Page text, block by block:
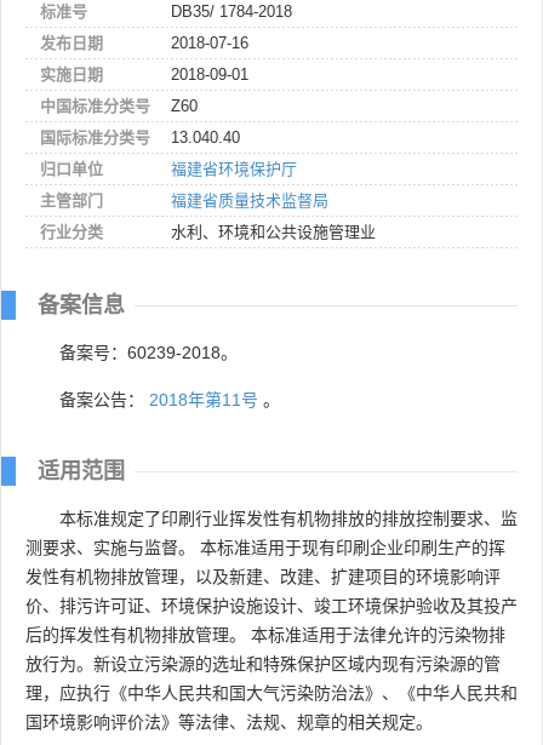
标准号
DB35/ 1784-2018
发布日期
2018-07-16
实施日期
2018-09-01
中国标准分类号
Z60
国际标准分类号
13.040.40
归口单位
福建省环境保护厅
主管部门
福建省质量技术监督局
行业分类
水利、环境和公共设施管理业
备案信息
备案号：60239-2018。
备案公告： 2018年第11号 。
适用范围
本标准规定了印刷行业挥发性有机物排放的排放控制要求、监
测要求、实施与监督。 本标准适用于现有印刷企业印刷生产的挥
发性有机物排放管理，以及新建、改建、扩建项目的环境影响评
价、排污许可证、环境保护设施设计、竣工环境保护验收及其投产
后的挥发性有机物排放管理。 本标准适用于法律允许的污染物排
放行为。新设立污染源的选址和特殊保护区域内现有污染源的管
理，应执行《中华人民共和国大气污染防治法》、《中华人民共和
国环境影响评价法》等法律、法规、规章的相关规定。